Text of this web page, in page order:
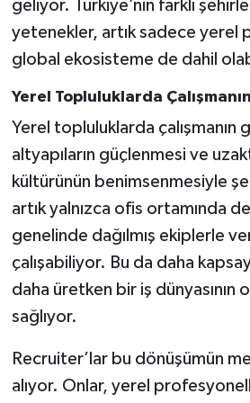
geliyor. Türkiye’nin farklı
yetenekler, artık sadece yerel
global ekosisteme de dahil
Yerel Topluluklarda
Yerel topluluklarda çalışmanın
altyapıların güçlenmesi ve
kültürünün benimsenmesiyle
artık yalnızca ofis ortamında
genelinde dağılmış ekiplerle
çalışabiliyor. Bu da daha
daha üretken bir iş dünyasının
sağlıyor.
Recruiter’lar bu dönüşümün
alıyor. Onlar, yerel